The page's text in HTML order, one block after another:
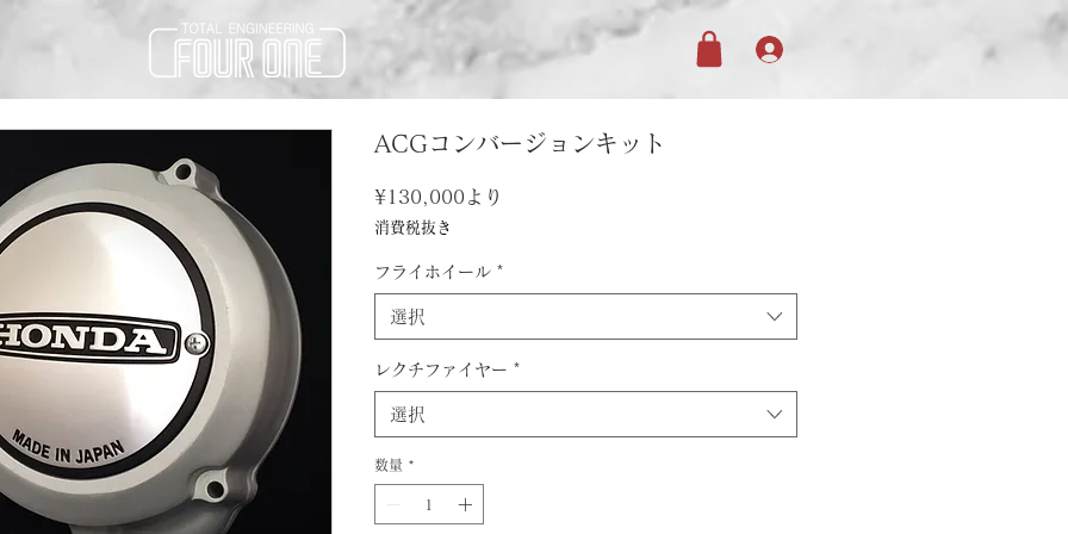
ACGコンバージョンキット
¥130,000 より
価
格
消費税抜き
フライホイール *
選択
レクチファイヤー *
選択
数量 *